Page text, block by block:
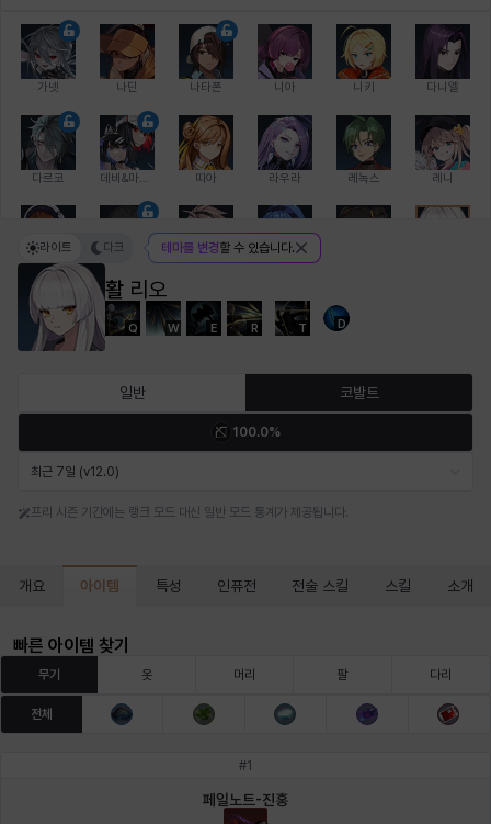
가넷 나딘 나타폰 니아 니키 다니엘
다르코 띠아 라우라 레녹스 레니
레온 루크 르노어
바바라 버니스 블레어 비앙카 비형 샬럿
아야 아이솔 아이작 알렉스 알론소 얀
에키온 엘레나
활 리오
Q W E R T D
라이트 다크 테마를 변경할 수 있습니다.
일반 코발트
100.0%
최근 7일 (v12.0)
프리 시즌 기간에는 랭크 모드 대신 일반 모드 통계가 제공됩니다.
개요 아이템 특성 인퓨전 전술 스킬 스킬 소개
빠른 아이템 찾기
무기 옷 머리 팔 다리
전체
#1
페일노트-진홍